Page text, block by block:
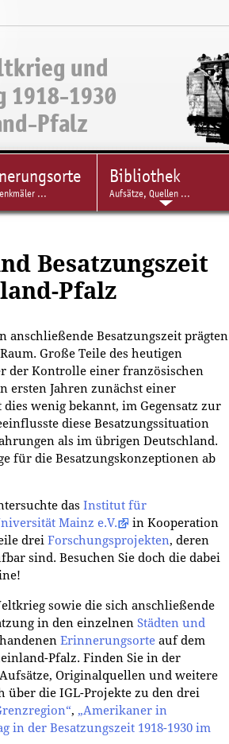
und
1918-1930
Pfalz
...
Bibliothek
Aufsätze, Quellen ...
Besatzungszeit
Pfalz
anschließende Besatzungszeit prägten
Große Teile des heutigen
der Kontrolle einer französischen
ersten Jahren zunächst einer
wenig bekannt, im Gegensatz zur
diese Besatzungssituation
als im übrigen Deutschland.
für die Besatzungskonzeptionen ab
das Institut für
Mainz e.V.
in Kooperation
drei Forschungsprojekten, deren
sind. Besuchen Sie doch die dabei
sowie die sich anschließende
in den einzelnen Städten und
Erinnerungsorte auf dem
Pfalz. Finden Sie in der
Originalquellen und weitere
über die IGL-Projekte zu den drei
, „Amerikaner in
in der Besatzungszeit 1918-1930 im